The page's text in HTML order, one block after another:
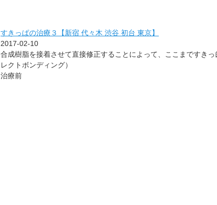
すきっぱの治療３【新宿 代々木 渋谷 初台 東京】
2017-02-10
合成樹脂を接着させて直接修正することによって、ここまですき
レクトボンディング）
治療前